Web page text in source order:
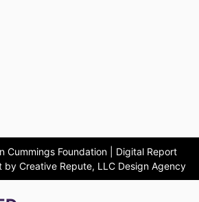
Cummings Foundation | Digital Report
Creative Repute, LLC Design Agency